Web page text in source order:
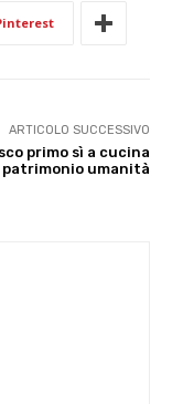
ARTICOLO SUCCESSIVO
primo sì a cucina
umanità